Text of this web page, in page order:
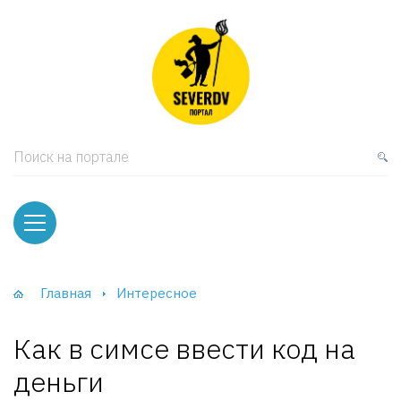
Поиск на портале
Главная Интересное
Как в симсе ввести код на
деньги
и тумбы